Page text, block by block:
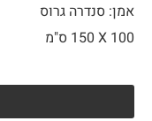
אמן: סנדרה גרוס
100 X